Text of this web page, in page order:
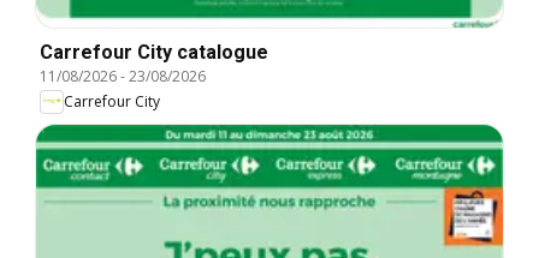
Carrefour City catalogue
11/08/2026-23/08/2026
Carrefour City